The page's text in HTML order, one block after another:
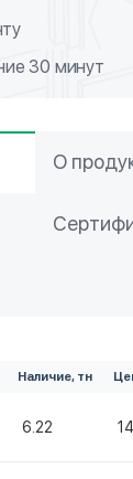
30 минут
О
Наличие, тн
6.22